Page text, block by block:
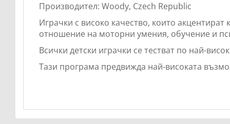
Производител: Woody, Czech Republic
Играчки с високо качество, които
отношение на моторни умения, обучение и
Всички детски играчки се тестват по най-
Тази програма предвижда най-високата